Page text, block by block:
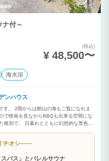
付～
(税込)
¥ 48,500〜
海水浴
ンハウス
す。 2階からは館山の海もご覧になれま
で映画を見ながらBBQも出来る空間にな
別で、 日暮れとともに幻想的な景色が
チオシ
バス」とバレルサウナ